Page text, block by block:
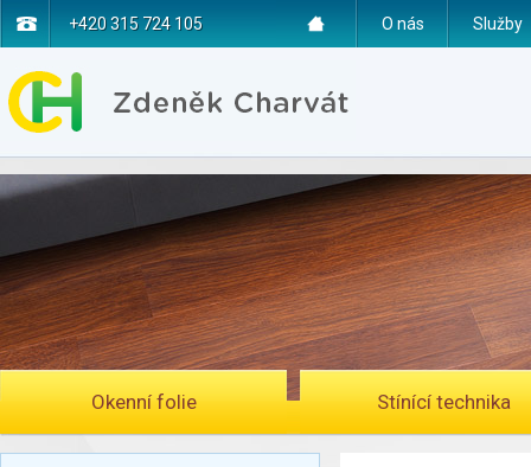
O nás Služby
+420 315 724 105
Okenní folie Stínící technika